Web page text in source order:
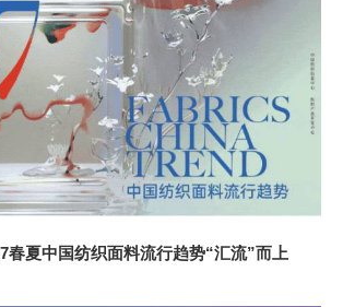
春夏中国纺织面料流行趋势“汇流”而上